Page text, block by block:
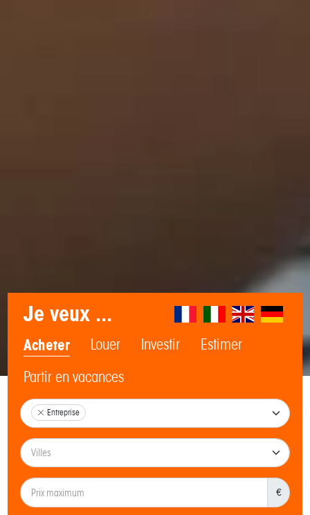
Je veux ...
Acheter Louer Investir
Estimer
Partir en vacances
Entreprise
€